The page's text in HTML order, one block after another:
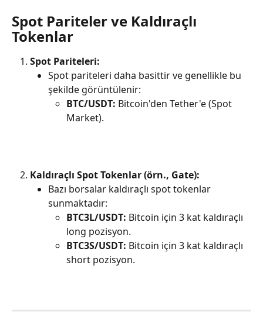
Spot Pariteler ve Kaldıraçlı
Tokenlar
Spot Pariteleri:
Spot pariteleri daha basittir ve genellikle bu
şekilde görüntülenir:
BTC/USDT: Bitcoin'den Tether'e (Spot
Market).
Kaldıraçlı Spot Tokenlar (örn., Gate):
Bazı borsalar kaldıraçlı spot tokenlar
sunmaktadır:
BTC3L/USDT: Bitcoin için 3 kat kaldıraçlı
long pozisyon.
BTC3S/USDT: Bitcoin için 3 kat kaldıraçlı
short pozisyon.